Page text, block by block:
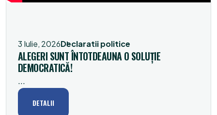
3 Iulie, 2026Declaratii politice
ALEGERI SUNT ÎNTOTDEAUNA O SOLUȚIE
DEMOCRATICĂ!
...
DETALII